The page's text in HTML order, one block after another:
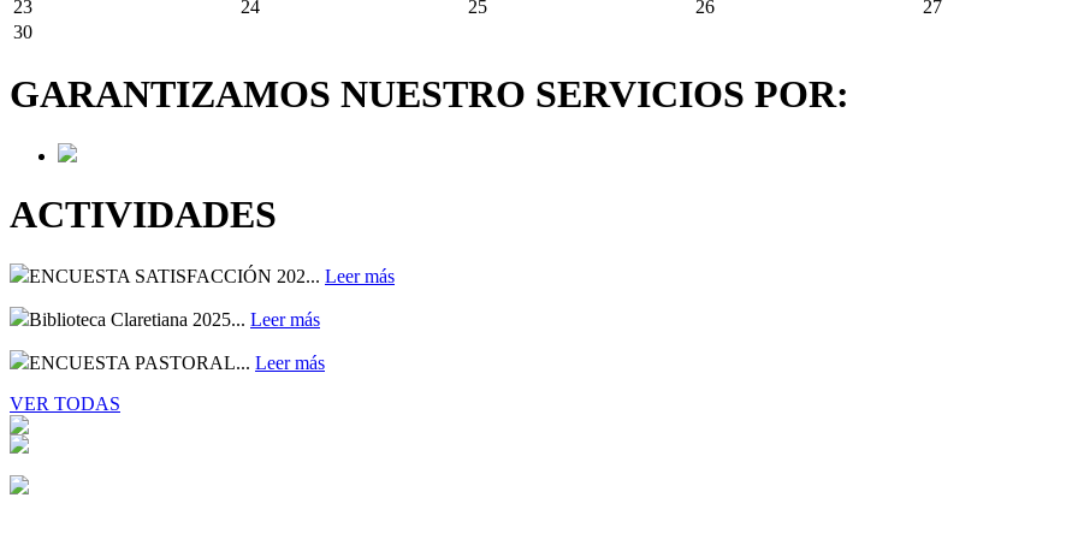
23
24 25 26 27
30
GARANTIZAMOS NUESTRO SERVICIOS POR:
ACTIVIDADES
ENCUESTA SATISFACCIÓN 202... Leer más
Biblioteca Claretiana 2025... Leer más
ENCUESTA PASTORAL... Leer más
VER TODAS